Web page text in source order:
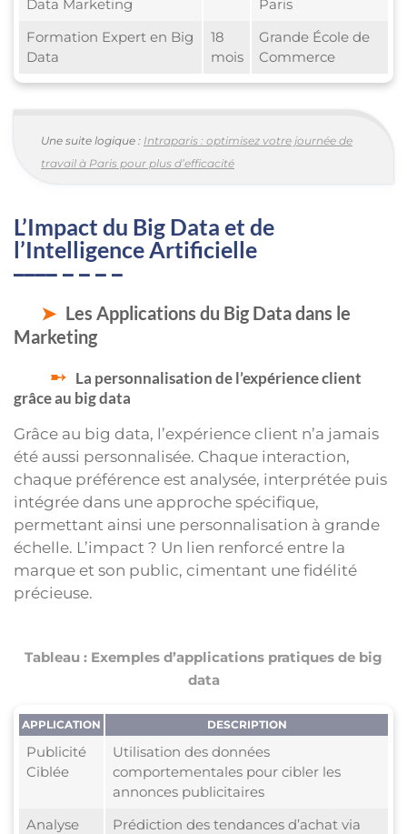
Data Marketing
Paris
Formation Expert en Big
Data
18
mois
Grande École de
Commerce
Une suite logique : Intraparis : optimisez votre journée de
travail à Paris pour plus d’efficacité
L’Impact du Big Data et de
l’Intelligence Artificielle
Les Applications du Big Data dans le
Marketing
La personnalisation de l’expérience client
grâce au big data
Grâce au big data, l’expérience client n’a jamais
été aussi personnalisée. Chaque interaction,
chaque préférence est analysée, interprétée puis
intégrée dans une approche spécifique,
permettant ainsi une personnalisation à grande
échelle. L’impact ? Un lien renforcé entre la
marque et son public, cimentant une fidélité
précieuse.
Tableau : Exemples d’applications pratiques de big
data
APPLICATION DESCRIPTION
Publicité
Ciblée
Utilisation des données
comportementales pour cibler les
annonces publicitaires
Analyse
Prédiction des tendances d’achat via